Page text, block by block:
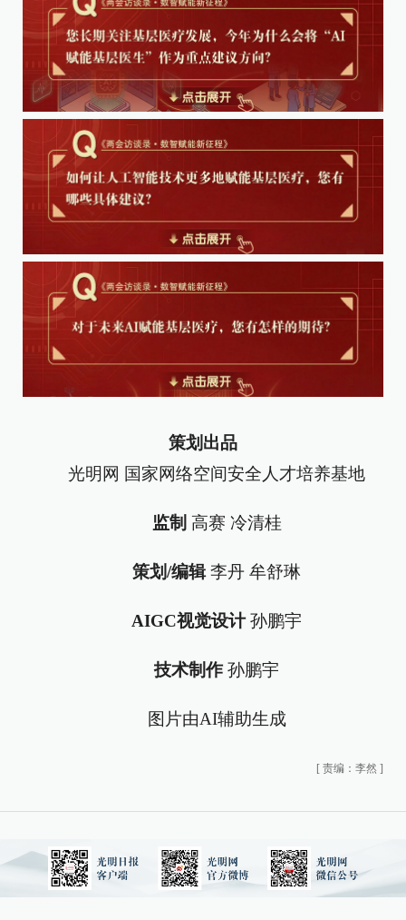
策划出品
光明网 国家网络空间安全人才培养基地
监制 高赛 冷清桂
策划/编辑李丹 牟舒琳
AIGC视觉设计孙鹏宇
技术制作孙鹏宇
图片由AI辅助生成
[ 责编：李然 ]